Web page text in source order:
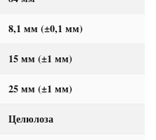
8,1 мм (±0,1 мм)
15 мм (±1 мм)
25 мм (±1 мм)
Целюлоза